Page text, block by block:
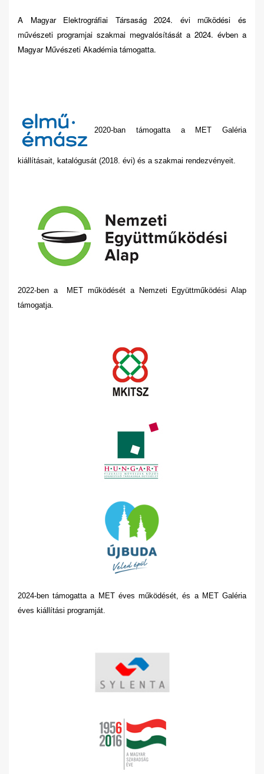
A Magyar Elektrográfiai Társaság 2024. évi működési és
művészeti programjai szakmai megvalósítását a 2024. évben a
Magyar Művészeti Akadémia támogatta.
2020-ban támogatta a MET Galéria
kiállításait, katalógusát (2018. évi) és a szakmai rendezvényeit.
2022-ben a MET működését a Nemzeti Együttműködési Alap
támogatja.
2024-ben támogatta a MET éves működését, és a MET Galéria
éves kiállítási programját.